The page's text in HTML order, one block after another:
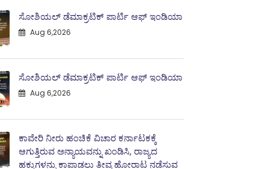
ಸೋಶಿಯಲ್ ಡೆಮಾಕ್ರಟಿಕ್ ಪಾರ್ಟಿ ಆಫ್ ಇಂಡಿಯಾ
Aug 6,2026
ಸೋಶಿಯಲ್ ಡೆಮಾಕ್ರಟಿಕ್ ಪಾರ್ಟಿ ಆಫ್ ಇಂಡಿಯಾ
Aug 6,2026
ಕಾವೇರಿ ನೀರು ಹಂಚಿಕೆ ವಿಚಾರ ಕರ್ನಾಟಕಕ್ಕೆ
ಆಗುತ್ತಿರುವ ಅನ್ಯಾಯವನ್ನು ಖಂಡಿಸಿ, ರಾಜ್ಯದ
ಹಕ್ಕುಗಳನ್ನು ಕಾಪಾಡಲು ತೀವ್ರ ಹೋರಾಟ ನಡೆಸುವ